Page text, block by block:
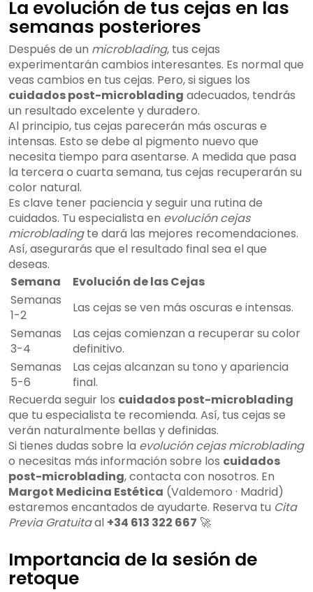
La evolución de tus cejas en las
semanas posteriores
Después de un microblading, tus cejas
experimentarán cambios interesantes. Es normal que
veas cambios en tus cejas. Pero, si sigues los
cuidados post-microblading adecuados, tendrás
un resultado excelente y duradero.
Al principio, tus cejas parecerán más oscuras e
intensas. Esto se debe al pigmento nuevo que
necesita tiempo para asentarse. A medida que pasa
la tercera o cuarta semana, tus cejas recuperarán su
color natural.
Es clave tener paciencia y seguir una rutina de
cuidados. Tu especialista en evolución cejas
microbladingte dará las mejores recomendaciones.
Así, asegurarás que el resultado final sea el que
deseas.
Semana
Evolución de las Cejas
Semanas
1-2
Las cejas se ven más oscuras e intensas.
Semanas
3-4
Las cejas comienzan a recuperar su color
definitivo.
Semanas
5-6
Las cejas alcanzan su tono y apariencia
final.
Recuerda seguir los cuidados post-microblading
que tu especialista te recomienda. Así, tus cejas se
verán naturalmente bellas y definidas.
Si tienes dudas sobre la evolución cejas microblading
o necesitas más información sobre los cuidados
post-microblading, contacta con nosotros. En
Margot Medicina Estética (Valdemoro · Madrid)
estaremos encantados de ayudarte. Reserva tu Cita
Previa Gratuitaal +34 613 322 667 🚀
Importancia de la sesión de
retoque